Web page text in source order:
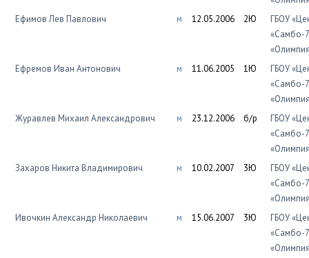
Ефимов Лев Павлович
м 12.05.2006 2Ю
ГБОУ
«Самбо-
Ефремов Иван Антонович
м 11.06.2005 1Ю
ГБОУ
«Самбо-
Журавлев Михаил Александрович
м 23.12.2006 б/р
ГБОУ
«Самбо-
Захаров Никита Владимирович
м 10.02.2007 3Ю
ГБОУ
«Самбо-
Ивочкин Александр Николаевич
м 15.06.2007 3Ю
ГБОУ
«Самбо-